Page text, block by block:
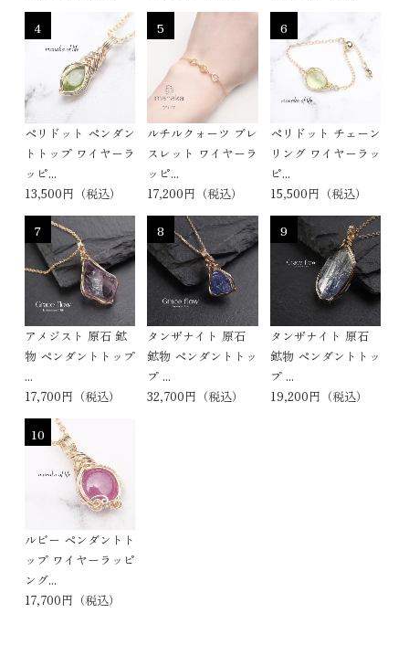
4
ペリドット ペンダン
トトップ ワイヤーラ
ッピ...
13,500円（税込）
5
ルチルクォーツ ブレ
スレット ワイヤーラ
ッピ...
17,200円（税込）
6
ペリドット チェーン
リング ワイヤーラッ
ピ...
15,500円（税込）
7
アメジスト 原石 鉱
物 ペンダントトップ
...
17,700円（税込）
8
タンザナイト 原石
鉱物 ペンダントトッ
プ ...
32,700円（税込）
9
タンザナイト 原石
鉱物 ペンダントトッ
プ ...
19,200円（税込）
10
ルビー ペンダントト
ップ ワイヤーラッピ
ング...
17,700円（税込）